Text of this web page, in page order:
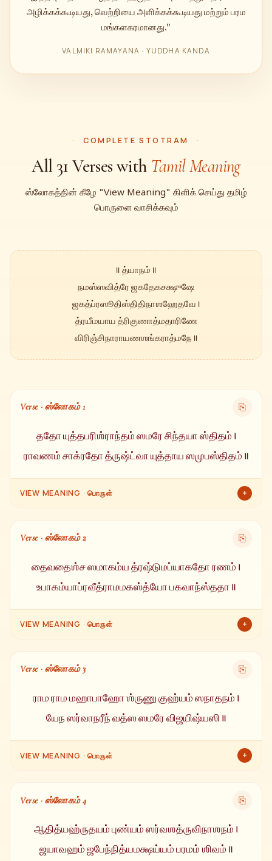
அழிக்கக்கூடியது, வெற்றியை அளிக்கக்கூடியது மற்றும் பரம
மங்களகரமானது."
VALMIKI RAMAYANA · YUDDHA KANDA
COMPLETE STOTRAM
All 31 Verses with Tamil Meaning
ஸ்லோகத்தின் கீழே "View Meaning" கிளிக் செய்து தமிழ்
பொருளை வாசிக்கவும்
॥ த்யாநம் ॥
நமஸ்ஸவித்ரே ஜகதேகசக்ஷுஷே
ஜகத்ப்ரஸூதிஸ்திதிநாஶஹேதவே ।
த்ரயீமயாய த்ரிகுணாத்மதாரிணே
விரிஞ்சிநாராயணஶங்கராத்மநே ॥
Verse · ஸ்லோகம் 1 ⎘
ததோ யுத்தபரிஶ்ராந்தம் ஸமரே சிந்தயா ஸ்திதம் ।
ராவணம் சாக்ரதோ த்ருஷ்ட்வா யுத்தாய ஸமுபஸ்திதம் ॥
VIEW MEANING · பொருள் +
கவலையில் ஆழ்ந்திருந்த ஸ்ரீராமனையும், அவருக்கு முன்னால்
Verse · ஸ்லோகம் 2 ⎘
தைவதைஶ்ச ஸமாகம்ய த்ரஷ்டுமப்யாகதோ ரணம் ।
உபாகம்யாப்ரவீத்ராமமகஸ்த்யோ பகவாந்ஸ்ததா ॥
VIEW MEANING · பொருள் +
பகவான் அகஸ்திய முனிவர் ஸ்ரீராமனை அணுகி இவ்வாறு
Verse · ஸ்லோகம் 3 ⎘
ராம ராம மஹாபாஹோ ஶ்ருணு குஹ்யம் ஸநாதநம் ।
யேந ஸர்வாநரீந் வத்ஸ ஸமரே விஜயிஷ்யஸி ॥
VIEW MEANING · பொருள் +
நித்தியமான ரகசியத்தைக் கேள். இதனால் நீ போரில் உன் எதிரிகள்
Verse · ஸ்லோகம் 4 ⎘
ஆதித்யஹ்ருதயம் புண்யம் ஸர்வஶத்ருவிநாஶநம் ।
ஜயாவஹம் ஜபேந்நித்யமக்ஷய்யம் பரமம் ஶிவம் ॥